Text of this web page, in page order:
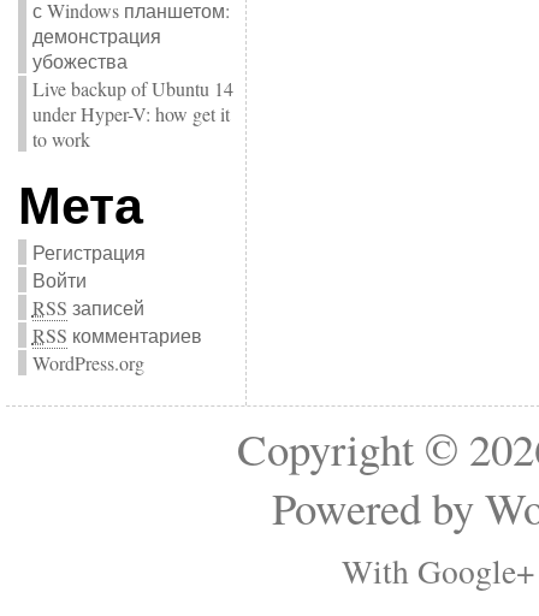
с Windows планшетом:
демонстрация
убожества
Live backup of Ubuntu 14
under Hyper-V: how get it
to work
Мета
Регистрация
Войти
RSS записей
RSS комментариев
WordPress.org
Copyright ©
Powered by
With